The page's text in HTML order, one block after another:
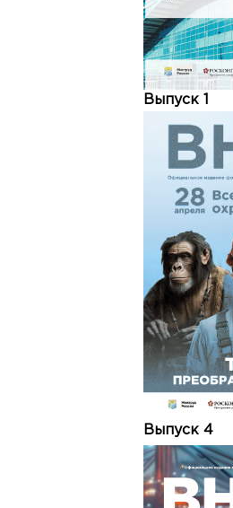
Выпуск 1
Выпуск 4